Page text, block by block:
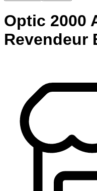
Optic 2000
Revendeur